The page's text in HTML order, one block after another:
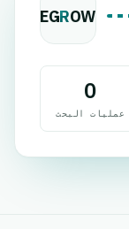
EGROW
0
عمليات البحث